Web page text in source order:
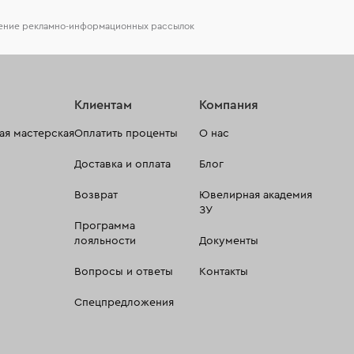
рекламно-информационных рассылок
мастерская
Клиентам
Оплатить проценты
Доставка и оплата
Возврат
Программа
лояльности
Вопросы и ответы
Спецпредложения
Компания
О нас
Блог
Ювелирная академия
ЗУ
Документы
Контакты